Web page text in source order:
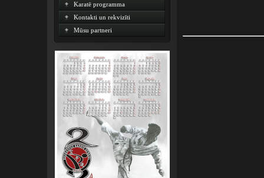
Karatē programma
Kontakti un rekvizīti
Mūsu partneri